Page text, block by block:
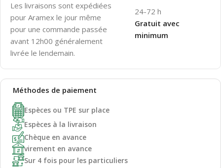
Les livraisons sont expédiées
pour Aramex le jour même
pour une commande passée
avant 12h00 généralement
livrée le lendemain.
24-72 h
Gratuit avec
minimum
Méthodes de paiement
Espèces ou TPE sur place
Espèces à la livraison
Chèque en avance
virement en avance
Sur 4 fois pour les particuliers